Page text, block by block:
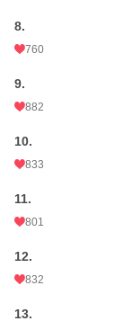
8.
760
9.
882
10.
833
11.
801
12.
832
13.